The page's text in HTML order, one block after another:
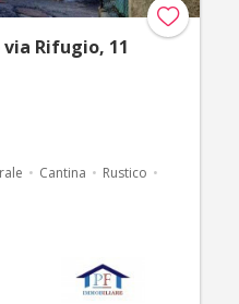
Rifugio, 11
Cantina
Rustico